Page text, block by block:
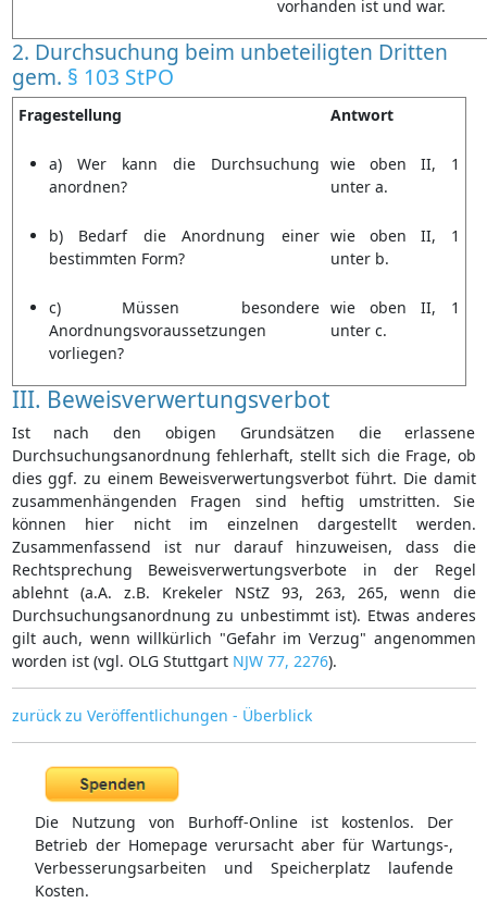
vorhanden ist und war.
2. Durchsuchung beim unbeteiligten Dritten
gem. § 103 StPO
Fragestellung Antwort
a) Wer kann die Durchsuchung
anordnen?
wie oben II, 1
unter a.
b) Bedarf die Anordnung einer
bestimmten Form?
wie oben II, 1
unter b.
c) Müssen besondere
Anordnungsvoraussetzungen
vorliegen?
wie oben II, 1
unter c.
III. Beweisverwertungsverbot
Ist nach den obigen Grundsätzen die erlassene
Durchsuchungsanordnung fehlerhaft, stellt sich die Frage, ob
dies ggf. zu einem Beweisverwertungsverbot führt. Die damit
zusammenhängenden Fragen sind heftig umstritten. Sie
können hier nicht im einzelnen dargestellt werden.
Zusammenfassend ist nur darauf hinzuweisen, dass die
Rechtsprechung Beweisverwertungsverbote in der Regel
ablehnt (a.A. z.B. Krekeler NStZ 93, 263, 265, wenn die
Durchsuchungsanordnung zu unbestimmt ist). Etwas anderes
gilt auch, wenn willkürlich "Gefahr im Verzug" angenommen
worden ist (vgl. OLG Stuttgart NJW 77, 2276).
zurück zu Veröffentlichungen - Überblick
Die Nutzung von Burhoff-Online ist kostenlos. Der
Betrieb der Homepage verursacht aber für Wartungs-,
Verbesserungsarbeiten und Speicherplatz laufende
Kosten.